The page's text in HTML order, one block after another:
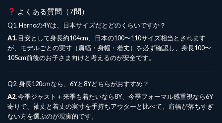
よくある質問（7問）
Q1. Hernoの4Yは、日本サイズだとどのくらいですか？
A1.目安として身長約104cm、日本の100〜110サイズ相当とされます
が、モデルごとの実寸（肩幅・身幅・着丈）を必ず確認し、身長100〜
105cm前後のお子さま向けと考えるのが安全です。
Q2. 身長120cmなら、6Yと8Yどちらがおすすめ？
A2.今季ジャスト＋来季も着たいなら8Y、今季フォーマル感重視なら6Y
寄りで、袖丈と着丈の実寸を手持ちアウターと比べて、肩幅が落ちすぎ
ない方を選ぶのが現実的です。